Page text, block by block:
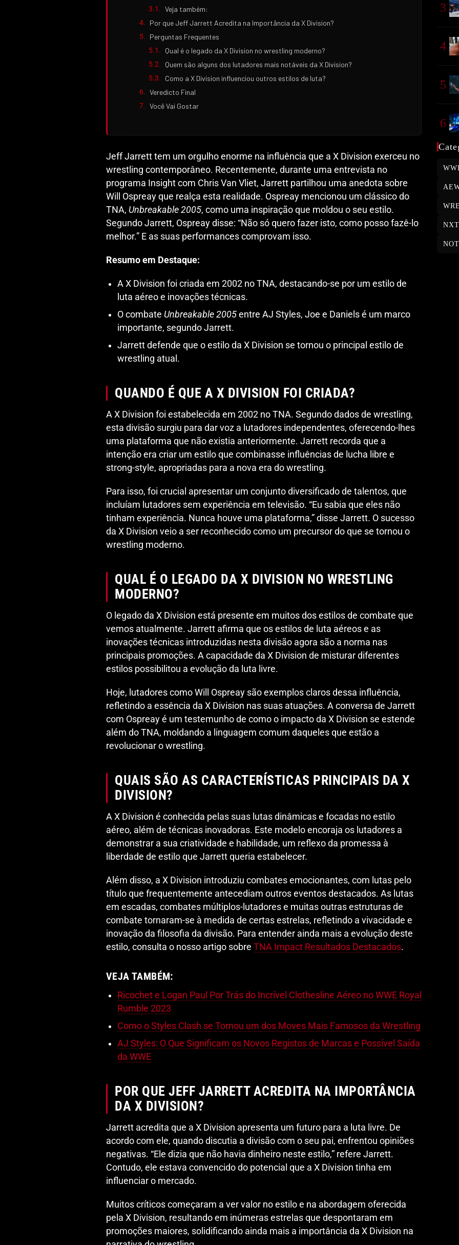
Veja também:
Por que Jeff Jarrett Acredita na Importância da X Division?
Perguntas Frequentes
Qual é o legado da X Division no wrestling moderno?
Quem são alguns dos lutadores mais notáveis da X Division?
Como a X Division influenciou outros estilos de luta?
Veredicto Final
Você Vai Gostar
Jeff Jarrett tem um orgulho enorme na influência que a X Division exerceu no
wrestling contemporâneo. Recentemente, durante uma entrevista no
programa Insight com Chris Van Vliet, Jarrett partilhou uma anedota sobre
Will Ospreay que realça esta realidade. Ospreay mencionou um clássico do
TNA, Unbreakable 2005, como uma inspiração que moldou o seu estilo.
Segundo Jarrett, Ospreay disse: “Não só quero fazer isto, como posso fazê-lo
melhor.” E as suas performances comprovam isso.
Resumo em Destaque:
A X Division foi criada em 2002 no TNA, destacando-se por um estilo de
luta aéreo e inovações técnicas.
O combate Unbreakable 2005 entre AJ Styles, Joe e Daniels é um marco
importante, segundo Jarrett.
Jarrett defende que o estilo da X Division se tornou o principal estilo de
wrestling atual.
QUANDO É QUE A X DIVISION FOI CRIADA?
A X Division foi estabelecida em 2002 no TNA. Segundo dados de wrestling,
esta divisão surgiu para dar voz a lutadores independentes, oferecendo-lhes
uma plataforma que não existia anteriormente. Jarrett recorda que a
intenção era criar um estilo que combinasse influências de lucha libre e
strong-style, apropriadas para a nova era do wrestling.
Para isso, foi crucial apresentar um conjunto diversificado de talentos, que
incluíam lutadores sem experiência em televisão. “Eu sabia que eles não
tinham experiência. Nunca houve uma plataforma,” disse Jarrett. O sucesso
da X Division veio a ser reconhecido como um precursor do que se tornou o
wrestling moderno.
QUAL É O LEGADO DA X DIVISION NO WRESTLING
MODERNO?
O legado da X Division está presente em muitos dos estilos de combate que
vemos atualmente. Jarrett afirma que os estilos de luta aéreos e as
inovações técnicas introduzidas nesta divisão agora são a norma nas
principais promoções. A capacidade da X Division de misturar diferentes
estilos possibilitou a evolução da luta livre.
Hoje, lutadores como Will Ospreay são exemplos claros dessa influência,
refletindo a essência da X Division nas suas atuações. A conversa de Jarrett
com Ospreay é um testemunho de como o impacto da X Division se estende
além do TNA, moldando a linguagem comum daqueles que estão a
revolucionar o wrestling.
QUAIS SÃO AS CARACTERÍSTICAS PRINCIPAIS DA X
DIVISION?
A X Division é conhecida pelas suas lutas dinâmicas e focadas no estilo
aéreo, além de técnicas inovadoras. Este modelo encoraja os lutadores a
demonstrar a sua criatividade e habilidade, um reflexo da promessa à
liberdade de estilo que Jarrett queria estabelecer.
Além disso, a X Division introduziu combates emocionantes, com lutas pelo
título que frequentemente antecediam outros eventos destacados. As lutas
em escadas, combates múltiplos-lutadores e muitas outras estruturas de
combate tornaram-se à medida de certas estrelas, refletindo a vivacidade e
inovação da filosofia da divisão. Para entender ainda mais a evolução deste
estilo, consulta o nosso artigo sobre TNA Impact Resultados Destacados.
VEJA TAMBÉM:
Ricochet e Logan Paul Por Trás do Incrível Clothesline Aéreo no WWE Royal
Rumble 2023
Como o Styles Clash se Tornou um dos Moves Mais Famosos da Wrestling
AJ Styles: O Que Significam os Novos Registos de Marcas e Possível Saída
da WWE
POR QUE JEFF JARRETT ACREDITA NA IMPORTÂNCIA
DA X DIVISION?
Jarrett acredita que a X Division apresenta um futuro para a luta livre. De
acordo com ele, quando discutia a divisão com o seu pai, enfrentou opiniões
negativas. “Ele dizia que não havia dinheiro neste estilo,” refere Jarrett.
Contudo, ele estava convencido do potencial que a X Division tinha em
influenciar o mercado.
Muitos críticos começaram a ver valor no estilo e na abordagem oferecida
pela X Division, resultando em inúmeras estrelas que despontaram em
promoções maiores, solidificando ainda mais a importância da X Division na
3
4
5
6
NXT